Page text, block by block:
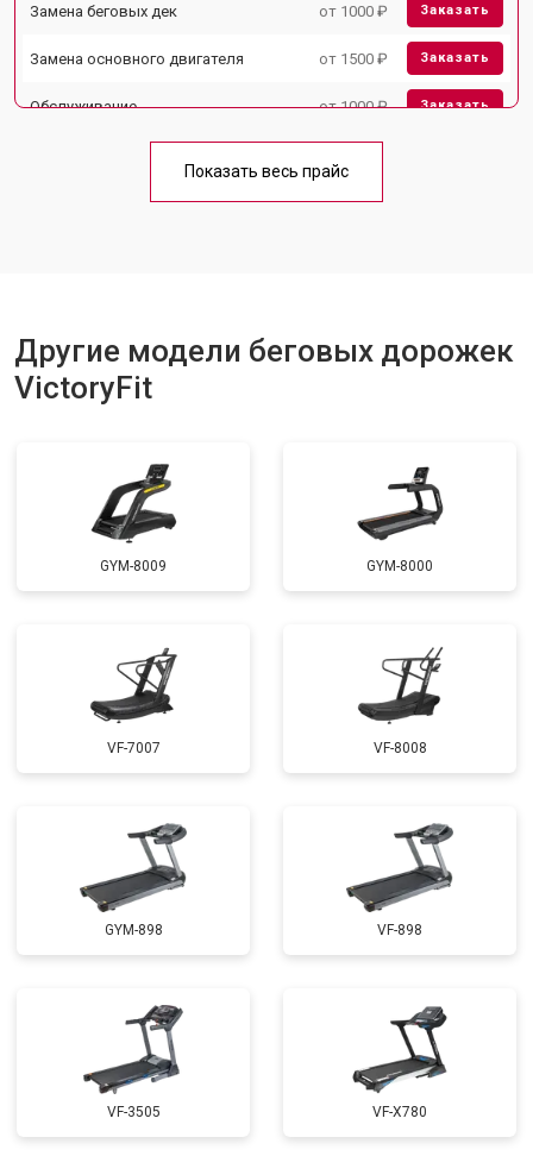
Замена беговых дек от 1000 ₽ Заказать
Замена основного двигателя от 1500 ₽ Заказать
Обслуживание от 1000 ₽ Заказать
Замена блока питания от 1000 ₽
Показать весь прайс
Другие модели беговых дорожек
VictoryFit
GYM-8009 GYM-8000
VF-7007 VF-8008
GYM-898 VF-898
VF-3505 VF-X780